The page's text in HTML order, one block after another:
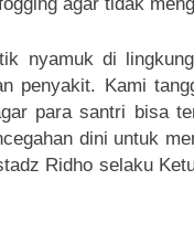
agar tidak
nyamuk di
penyakit. Kami
para santri bisa
dini untuk
Ridho selaku